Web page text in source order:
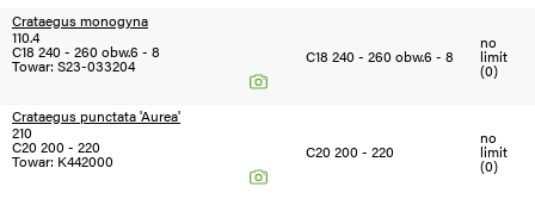
Crataegus monogyna
110.4
C18 240 - 260 obw.6 - 8
Towar: S23-033204 C18 240 - 260 obw.6 - 8
no
limit
(0)
Crataegus punctata 'Aurea'
210
C20 200 - 220
Towar: K442000 C20 200 - 220
no
limit
(0)